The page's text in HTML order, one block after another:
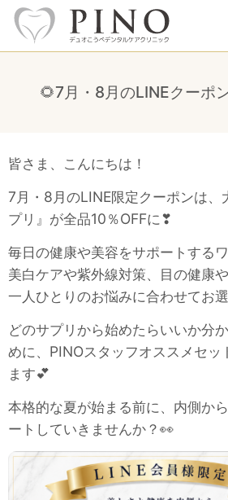
🌻7月・8月のLINEクーポ
皆さま、こんにちは！
7月・8月のLINE限定クーポンは、
プリ』が全品10％OFFに❣
毎日の健康や美容をサポートする
美白ケアや紫外線対策、目の健康
一人ひとりのお悩みに合わせてお
どのサプリから始めたらいいか分
めに、PINOスタッフオススメセッ
ます💕
本格的な夏が始まる前に、内側か
ートしていきませんか？👀